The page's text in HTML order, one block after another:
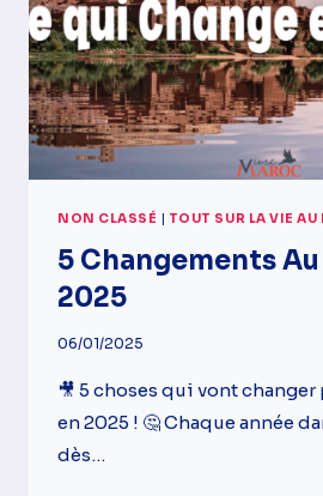
IMPÔTS,
SALAIRES
ET
POUVOIR
D’ACHAT
NON CLASSÉ | TOUT SUR LA VIE AU
5 Changements
2025
06/01/2025
🎥 5 choses qui vont
en 2025 ! 🤔 Chaque année
dès…